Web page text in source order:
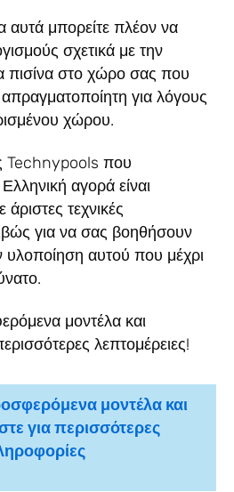
μπορείτε πλέον να
σχετικά με την
πισίνα στο χώρο σας που
απραγματοποίητη για λόγους
χώρου.
Technypools που
αγορά είναι
τεχνικές
για να σας βοηθήσουν
υλοποίηση αυτού που μέχρι
μοντέλα και
λεπτομέρειες!
μοντέλα και
για περισσότερες